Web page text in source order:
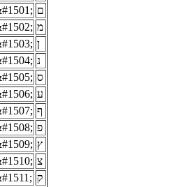
ם
מ
ן
נ
ס
ע
ף
פ
ץ
צ
ק